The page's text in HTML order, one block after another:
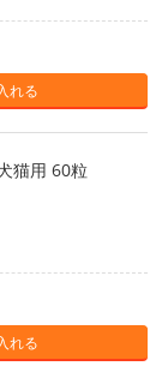
れる
猫用 60粒
れる